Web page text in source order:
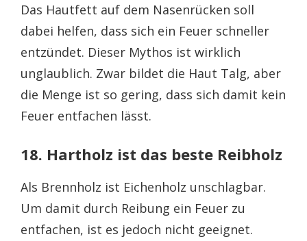
Das Hautfett auf dem Nasenrücken soll
dabei helfen, dass sich ein Feuer schneller
entzündet. Dieser Mythos ist wirklich
unglaublich. Zwar bildet die Haut Talg, aber
die Menge ist so gering, dass sich damit kein
Feuer entfachen lässt.
18. Hartholz ist das beste Reibholz
Als Brennholz ist Eichenholz unschlagbar.
Um damit durch Reibung ein Feuer zu
entfachen, ist es jedoch nicht geeignet.